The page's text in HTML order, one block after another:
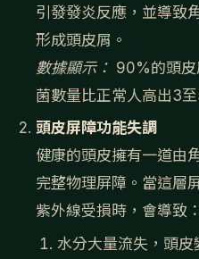
引發發炎反應，並導致
形成頭皮屑。
數據顯示： 90%的頭皮
菌數量比正常人高出3至
頭皮屏障功能失調
健康的頭皮擁有一道由
完整物理屏障。當這層
紫外線受損時，會導致：
水分大量流失，頭皮